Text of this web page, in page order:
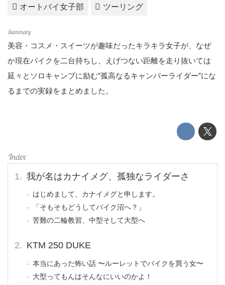
オートバイ女子部 ツーリング
美容・コスメ・スイーツが趣味だったキラキラ女子が、なぜ
か現在バイクを二台持ちし、えげつない距離を走り抜いては
延々とソロキャンプに励む”孤高なるキャンパーライダー”にな
るまでの実録をまとめました。
我が名はカナイメグ、孤独なライダーさ
はじめまして、カナイメグと申します。
「そもそもどうしてバイク沼へ？」
苦難の二輪教習、中型そして大型へ
KTM 250 DUKE
本当にあった怖い話 〜ルーレットでバイクを買う女〜
大型ってもんはそんなにいいのかよ！